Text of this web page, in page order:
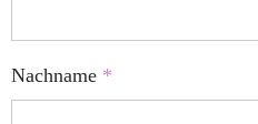
Nachname *